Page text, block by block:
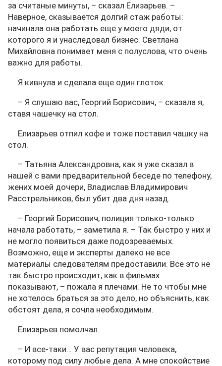
за считаные минуты, – сказал Елизарьев. –
Наверное, сказывается долгий стаж работы:
начинала она работать еще у моего дяди, от
которого я и унаследовал бизнес. Светлана
Михайловна понимает меня с полуслова, что очень
важно для работы.
Я кивнула и сделала еще один глоток.
– Я слушаю вас, Георгий Борисович, – сказала я,
ставя чашечку на стол.
Елизарьев отпил кофе и тоже поставил чашку на
стол.
– Татьяна Александровна, как я уже сказал в
нашей с вами предварительной беседе по телефону,
жених моей дочери, Владислав Владимирович
Расстрельников, был убит два дня назад.
– Георгий Борисович, полиция только-только
начала работать, – заметила я. – Так быстро у них и
не могло появиться даже подозреваемых.
Возможно, еще и эксперты далеко не все
материалы следователям предоставили. Все это не
так быстро происходит, как в фильмах
показывают, – пожала я плечами. Не то чтобы мне
не хотелось браться за это дело, но объяснить, как
обстоят дела, я сочла необходимым.
Елизарьев помолчал.
– И все-таки… У вас репутация человека,
которому под силу любые дела. А мне спокойствие